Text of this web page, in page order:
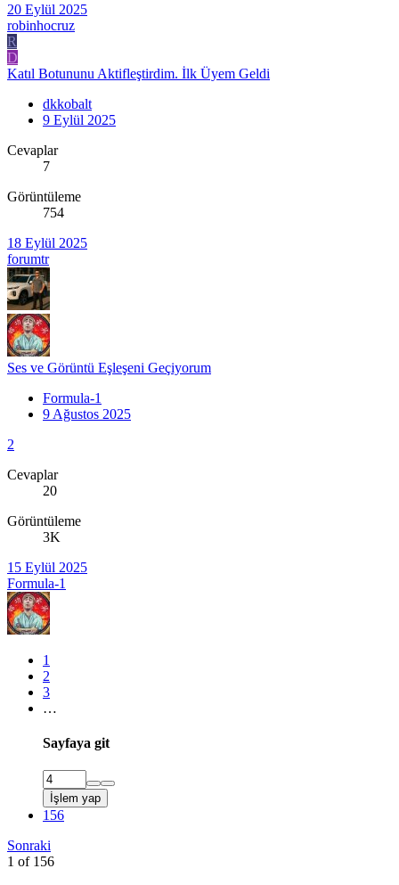
20 Eylül 2025
robinhocruz
R
D
Katıl Botununu Aktifleştirdim. İlk Üyem Geldi
dkkobalt
9 Eylül 2025
Cevaplar
7
Görüntüleme
754
18 Eylül 2025
forumtr
Ses ve Görüntü Eşleşeni Geçiyorum
Formula-1
9 Ağustos 2025
2
Cevaplar
20
Görüntüleme
3K
15 Eylül 2025
Formula-1
1
2
3
…
Sayfaya git
İşlem yap
156
Sonraki
1 of 156